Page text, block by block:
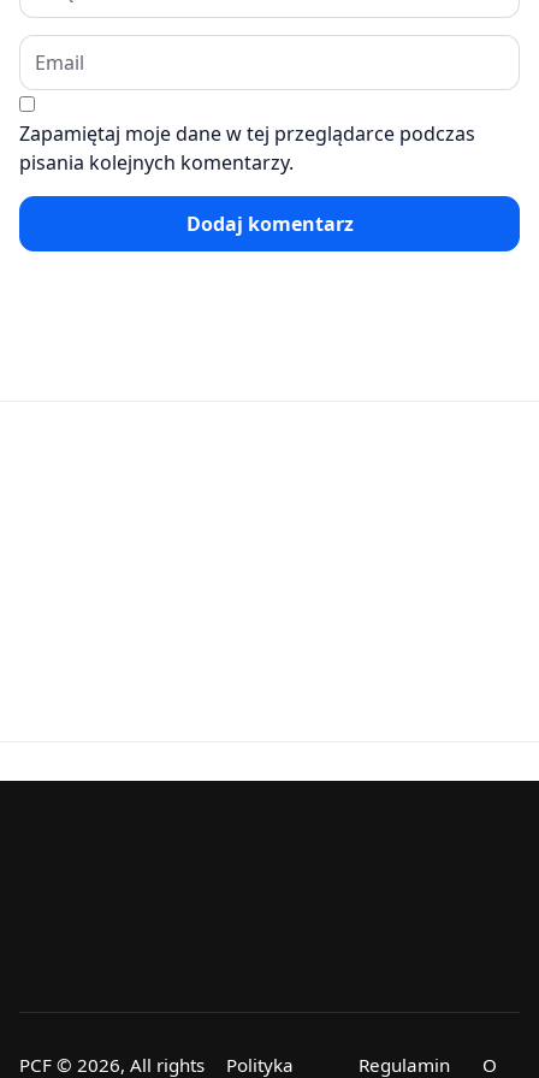
Zapamiętaj moje dane w tej przeglądarce podczas
pisania kolejnych komentarzy.
Dodaj komentarz
PCF © 2026, All rights Polityka Regulamin O